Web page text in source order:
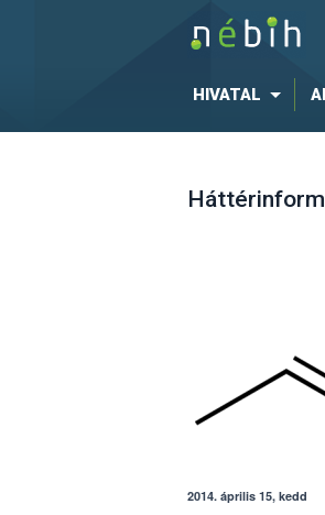
HIVATAL
2014. április 15, kedd